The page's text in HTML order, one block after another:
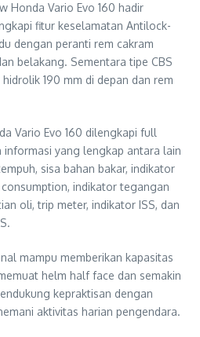
Honda Vario Evo 160 hadir
fitur keselamatan Antilock-
dengan peranti rem cakram
belakang. Sementara tipe CBS
190 mm di depan dan rem
Vario Evo 160 dilengkapi full
yang lengkap antara lain
sisa bahan bakar, indikator
indikator tegangan
oli, trip meter, indikator ISS, dan
mampu memberikan kapasitas
helm half face dan semakin
kepraktisan dengan
aktivitas harian pengendara.